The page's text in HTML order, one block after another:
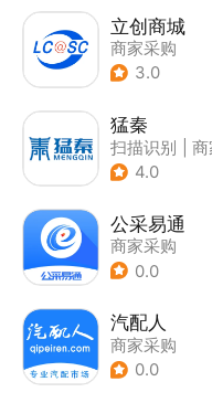
立创商城
商家采购
3.0
猛秦
扫描识别
4.0
公采易通
商家采购
0.0
汽配人
商家采购
0.0